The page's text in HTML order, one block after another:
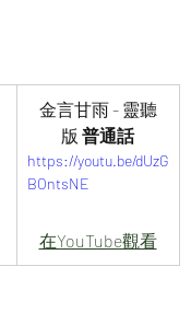
金言甘雨 - 靈聽
版 普通話
https://youtu.be/dUzG
BOntsNE
在YouTube觀看